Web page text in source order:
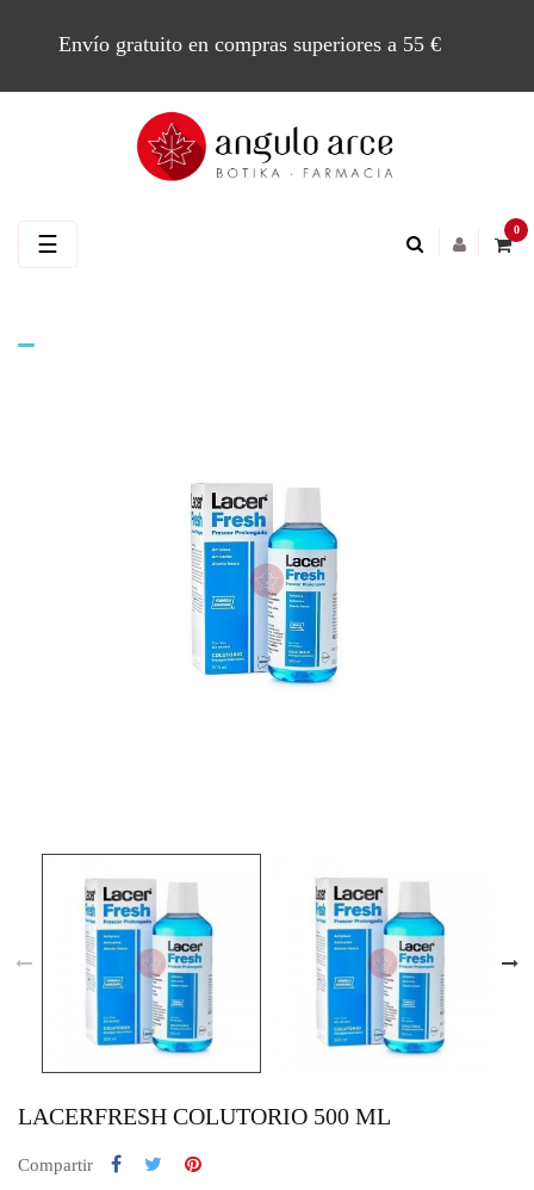
Envío gratuito en compras superiores a 55 €
0
Navegación
☰
LACERFRESH COLUTORIO 500 ML
Compartir